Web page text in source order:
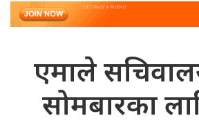
एमाले
सोमबारका